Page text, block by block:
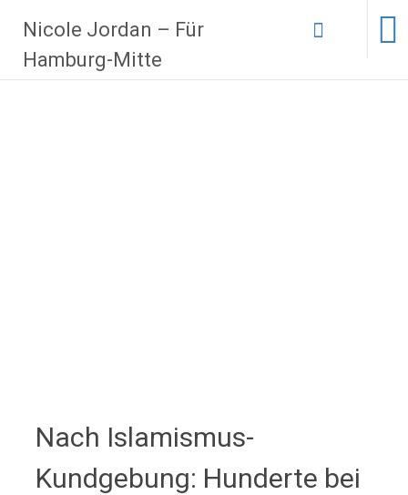
Inhalt
springen
Nicole Jordan – Für
Hamburg-Mitte
Nach Islamismus-
Kundgebung: Hunderte bei